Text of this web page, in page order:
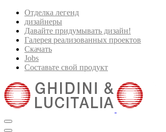
Отделка легенд
дизайнеры
Давайте придумывать дизайн!
Галерея реализованных проектов
Скачать
Jobs
Составьте свой продукт